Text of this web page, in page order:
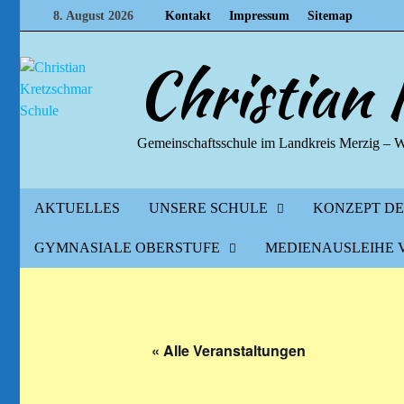
Inhalt
8. August 2026 Kontakt Impressum Sitemap
Christian
Gemeinschaftsschule im Landkreis Merzig –
AKTUELLES UNSERE SCHULE KONZEPT
GYMNASIALE OBERSTUFE MEDIENAUSLEIHE
« Alle Veranstaltungen